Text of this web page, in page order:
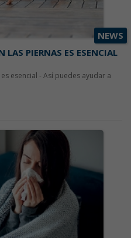
NEWS
PIERNAS ES ESENCIAL
esencial - Así puedes ayudar a